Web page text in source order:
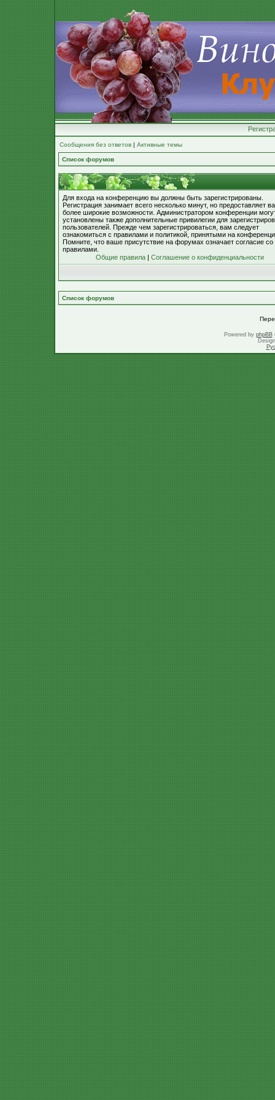
Сообщения без ответов | Активные темы
Список форумов
Для входа на конференцию вы должны быть зарегистрированы.
Регистрация занимает всего несколько минут, но предоставляет
более широкие возможности. Администратором конференции
установлены также дополнительные привилегии для
пользователей. Прежде чем зарегистрироваться, вам следует
ознакомиться с правилами и политикой, принятыми на
Помните, что ваше присутствие на форумах означает согласие со
правилами.
Общие правила | Соглашение о конфиденциальности
Список форумов
Powered by phpBB